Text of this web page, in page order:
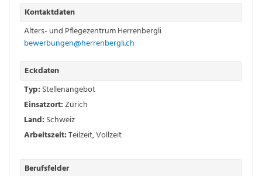
Kontaktdaten
Alters- und Pflegezentrum Herrenbergli
bewerbungen@herrenbergli.ch
Eckdaten
Typ: Stellenangebot
Einsatzort:Zürich
Land: Schweiz
Arbeitszeit:Teilzeit,Vollzeit
Berufsfelder